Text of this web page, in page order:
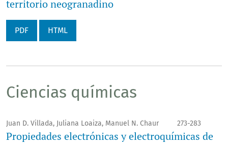
territorio neogranadino
PDF HTML
Ciencias químicas
Juan D. Villada, Juliana Loaiza, Manuel N. Chaur 273-283
Propiedades electrónicas y electroquímicas de